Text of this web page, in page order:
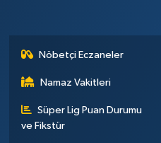
Nöbetçi Eczaneler
Namaz Vakitleri
Süper Lig Puan Durumu
ve Fikstür